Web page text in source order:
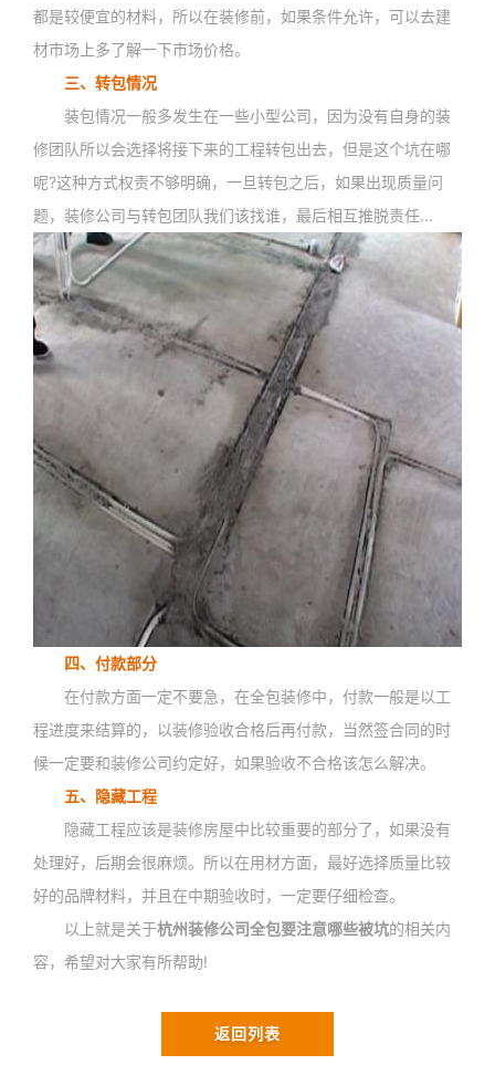
都是较便宜的材料，所以在装修前，如果条件允许，可以去建
材市场上多了解一下市场价格。
三、转包情况
装包情况一般多发生在一些小型公司，因为没有自身的装
修团队所以会选择将接下来的工程转包出去，但是这个坑在哪
呢?这种方式权责不够明确，一旦转包之后，如果出现质量问
题，装修公司与转包团队我们该找谁，最后相互推脱责任...
四、付款部分
在付款方面一定不要急，在全包装修中，付款一般是以工
程进度来结算的，以装修验收合格后再付款，当然签合同的时
候一定要和装修公司约定好，如果验收不合格该怎么解决。
五、隐藏工程
隐藏工程应该是装修房屋中比较重要的部分了，如果没有
处理好，后期会很麻烦。所以在用材方面，最好选择质量比较
好的品牌材料，并且在中期验收时，一定要仔细检查。
以上就是关于杭州装修公司全包要注意哪些被坑的相关内
容，希望对大家有所帮助!
返回列表